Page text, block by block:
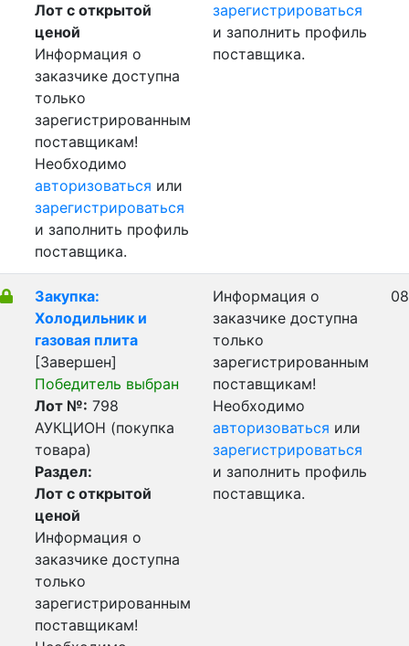
Лот с открытой
ценой
Информация о
заказчике доступна
только
зарегистрированным
поставщикам!
Необходимо
авторизоваться или
зарегистрироваться
и заполнить профиль
поставщика.
зарегистрироваться
и заполнить профиль
поставщика.
Закупка:
Холодильник и
газовая плита
[Завершен]
Победитель выбран
Лот №: 798
АУКЦИОН (покупка
товара)
Раздел:
Лот с открытой
ценой
Информация о
заказчике доступна
только
зарегистрированным
поставщикам!
Информация о
заказчике доступна
только
зарегистрированным
поставщикам!
Необходимо
авторизоваться или
зарегистрироваться
и заполнить профиль
поставщика.